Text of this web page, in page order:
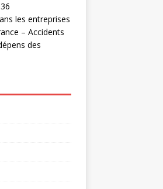
les entreprises
– Accidents
des